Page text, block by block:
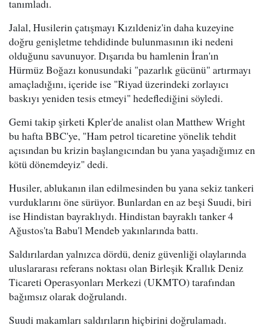
tanımladı.
Jalal, Husilerin çatışmayı Kızıldeniz'in daha kuzeyine
doğru genişletme tehdidinde bulunmasının iki nedeni
olduğunu savunuyor. Dışarıda bu hamlenin İran'ın
Hürmüz Boğazı konusundaki "pazarlık gücünü" artırmayı
amaçladığını, içeride ise "Riyad üzerindeki zorlayıcı
baskıyı yeniden tesis etmeyi" hedeflediğini söyledi.
Gemi takip şirketi Kpler'de analist olan Matthew Wright
bu hafta BBC'ye, "Ham petrol ticaretine yönelik tehdit
açısından bu krizin başlangıcından bu yana yaşadığımız en
kötü dönemdeyiz" dedi.
Husiler, ablukanın ilan edilmesinden bu yana sekiz tankeri
vurduklarını öne sürüyor. Bunlardan en az beşi Suudi, biri
ise Hindistan bayraklıydı. Hindistan bayraklı tanker 4
Ağustos'ta Babu'l Mendeb yakınlarında battı.
Saldırılardan yalnızca dördü, deniz güvenliği olaylarında
uluslararası referans noktası olan Birleşik Krallık Deniz
Ticareti Operasyonları Merkezi (UKMTO) tarafından
bağımsız olarak doğrulandı.
Suudi makamları saldırıların hiçbirini doğrulamadı.